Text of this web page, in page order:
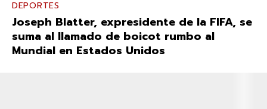
DEPORTES
Joseph Blatter, expresidente de la FIFA, se
suma al llamado de boicot rumbo al
Mundial en Estados Unidos